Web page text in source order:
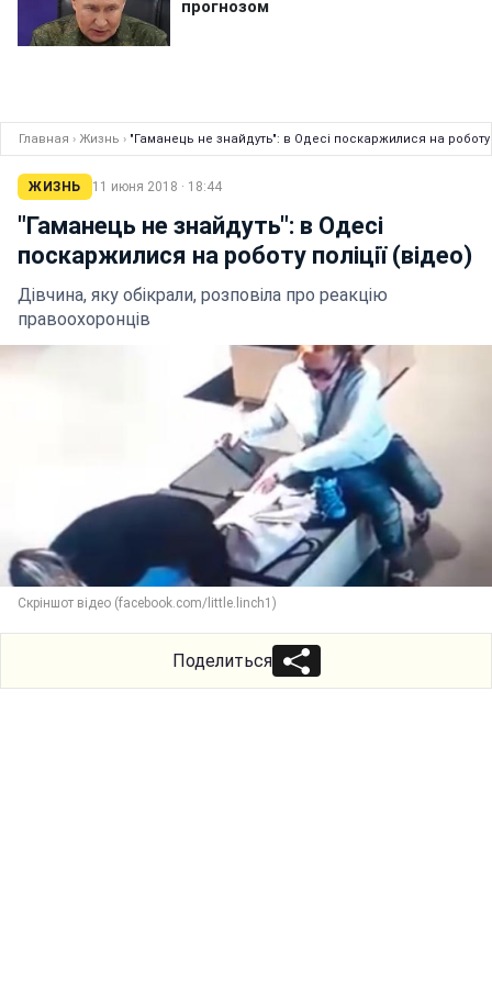
Главная › Жизнь › "Гаманець не знайдуть": в Одесі поскаржилися на роботу
ЖИЗНЬ 11 июня 2018 · 18:44
"Гаманець не знайдуть": в Одесі
поскаржилися на роботу поліції (відео)
Дівчина, яку обікрали, розповіла про реакцію
правоохоронців
Скріншот відео (facebook.com/little.linch1)
Поделиться